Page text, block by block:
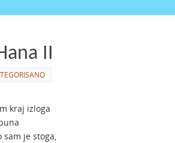
II
kraj izloga
sam je stoga,